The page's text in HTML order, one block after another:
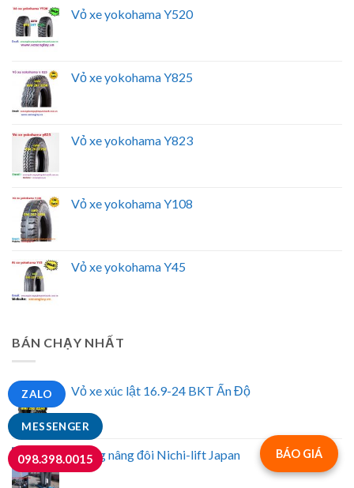
MESSENGER
ZALO
098.398.0015
Vỏ xe yokohama Y520
Vỏ xe yokohama Y825
Vỏ xe yokohama Y823
Vỏ xe yokohama Y108
Vỏ xe yokohama Y45
BÁN CHẠY NHẤT
Vỏ xe xúc lật 16.9-24 BKT Ấn Độ
Thang nâng đôi Nichi-lift Japan BÁO GIÁ